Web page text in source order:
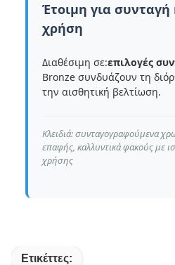
Έτοιμη για συνταγή
χρήση
Διαθέσιμη σε:επιλογές
Bronze συνδυάζουν τη
την αισθητική βελτίωση.
Κλειδιά: συνταγογραφούμενα
επαφής, καλλυντικά φακούς με
χρήσης
Ετικέττες: